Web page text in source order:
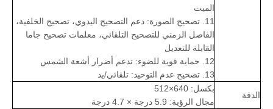
الميت
11. تصحيح الصورة: دعم التصحيح اليدوي، تصحيح الخلفية،
الفاصل الزمني للتصحيح التلقائي، معلمات تصحيح جاما
القابلة للتعديل
12. حماية قوية للضوء: تدعم أضرار أشعة الشمس
13. تصحيح عدم التوحيد: تلقائي/يد
الدقة
بكسل: 640×512
مجال الرؤية: 5.9 درجة × 4.7 درجة